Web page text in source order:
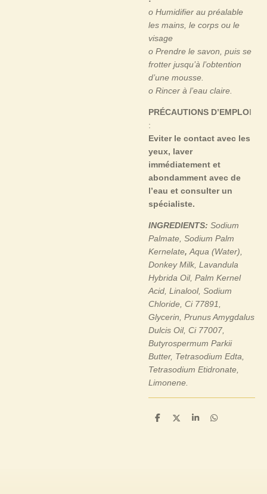
o Humidifier au préalable
les mains, le corps ou le
visage
o Prendre le savon, puis se
frotter jusqu’à l’obtention
d’une mousse.
o Rincer à l’eau claire.
PRÉCAUTIONS D’EMPLOI
:
Eviter le contact avec les
yeux, laver
immédiatement et
abondamment avec de
l’eau et consulter un
spécialiste.
INGREDIENTS: Sodium
Palmate, Sodium Palm
Kernelate, Aqua (Water),
Donkey Milk, Lavandula
Hybrida Oil, Palm Kernel
Acid, Linalool, Sodium
Chloride, Ci 77891,
Glycerin, Prunus Amygdalus
Dulcis Oil, Ci 77007,
Butyrospermum Parkii
Butter, Tetrasodium Edta,
Tetrasodium Etidronate,
Limonene.
P
P
P
P